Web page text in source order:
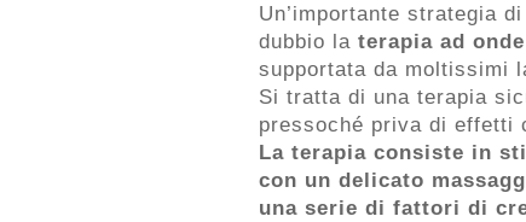
Un’importante strategia
dubbio la terapia ad
supportata da moltissimi
Si tratta di una terapia
pressoché priva di effetti
La terapia consiste in
con un delicato
una serie di fattori di